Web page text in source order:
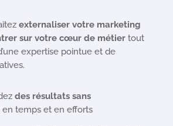
externaliser votre marketing
sur votre cœur de métiertout
expertise pointue et de
des résultats sans
en temps et en efforts